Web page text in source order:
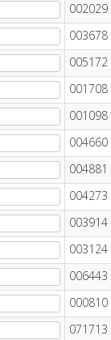
002029
003678
005172
001708
001098
004660
004881
004273
003914
003124
006443
000810
071713